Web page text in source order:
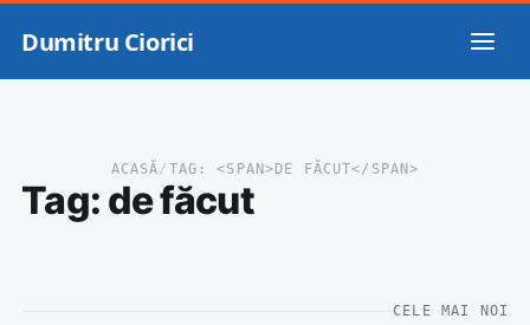
Dumitru Ciorici
ACASĂ/ TAG: <SPAN>DE FĂCUT</SPAN>
Tag: de făcut
CELE MAI NOI